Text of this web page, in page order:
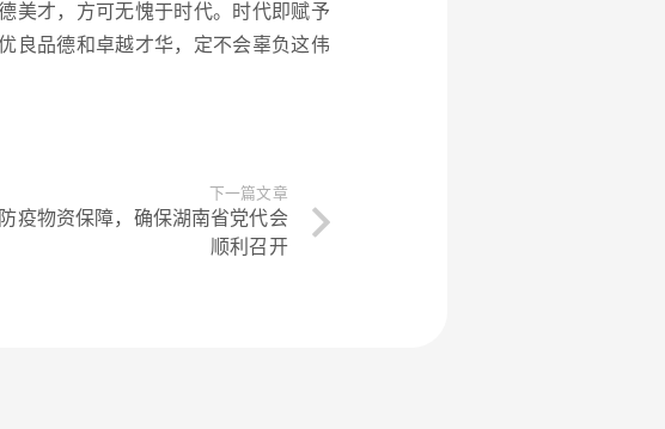
美才，方可无愧于时代。时代即赋予
良品德和卓越才华，定不会辜负这伟
下一篇文章
疫物资保障，确保湖南省党代会
顺利召开